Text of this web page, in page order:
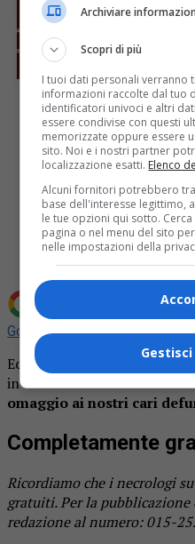
Share
Tweet
Aggiungi La Provincia di
Google
Ecco la pagina dei
in edicola mercoledì e
omaggio ai nostri cari
Completamente
Ricordiamo che i necrologi
gratuiti. Per la
redazione al numero: 015-
Archiviare
Scopri di più
I tuoi dati personali verranno
informazioni raccolte dal tuo
identificatori univoci e altri
essere condivise con questi
memorizzate oppure essere
sito. Noi e i nostri partner
localizzazione esatti. Elenco
Alcuni fornitori potrebbero
base dell'interesse legittimo,
le tue opzioni qui sotto.
pagina o nel menu del sito
nelle impostazioni della